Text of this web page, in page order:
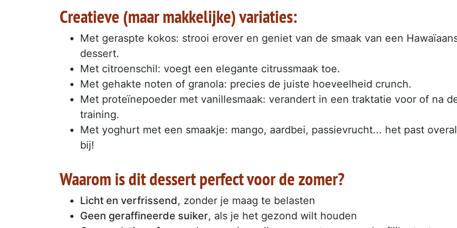
Creatieve (maar makkelijke) variaties:
Met geraspte kokos: strooi erover en geniet van de smaak van een
dessert.
Met citroenschil: voegt een elegante citrussmaak toe.
Met gehakte noten of granola: precies de juiste hoeveelheid crunch.
Met proteïnepoeder met vanillesmaak: verandert in een traktatie voor of na
training.
Met yoghurt met een smaakje: mango, aardbei, passievrucht... het past overal
bij!
Waarom is dit dessert perfect voor de zomer?
Licht en verfrissend, zonder je maag te belasten
Geen geraffineerde suiker, als je het gezond wilt houden